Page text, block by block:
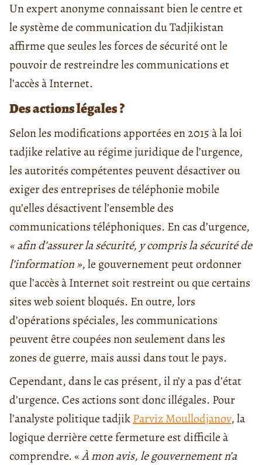
Un expert anonyme connaissant bien le centre et
le système de communication du Tadjikistan
affirme que seules les forces de sécurité ont le
pouvoir de restreindre les communications et
l’accès à Internet.
Des actions légales ?
Selon les modifications apportées en 2015 à la loi
tadjike relative au régime juridique de l’urgence,
les autorités compétentes peuvent désactiver ou
exiger des entreprises de téléphonie mobile
qu’elles désactivent l’ensemble des
communications téléphoniques. En cas d’urgence,
« afin d’assurer la sécurité, y compris la sécurité de
l’information », le gouvernement peut ordonner
que l’accès à Internet soit restreint ou que certains
sites web soient bloqués. En outre, lors
d’opérations spéciales, les communications
peuvent être coupées non seulement dans les
zones de guerre, mais aussi dans tout le pays.
Cependant, dans le cas présent, il n’y a pas d’état
d’urgence. Ces actions sont donc illégales. Pour
l’analyste politique tadjikParviz Moullodjanov, la
logique derrière cette fermeture est difficile à
comprendre. «À mon avis, le gouvernement n’a